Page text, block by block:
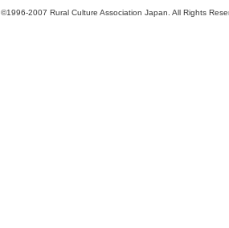
©1996-2007 Rural Culture Association Japan. All Rights